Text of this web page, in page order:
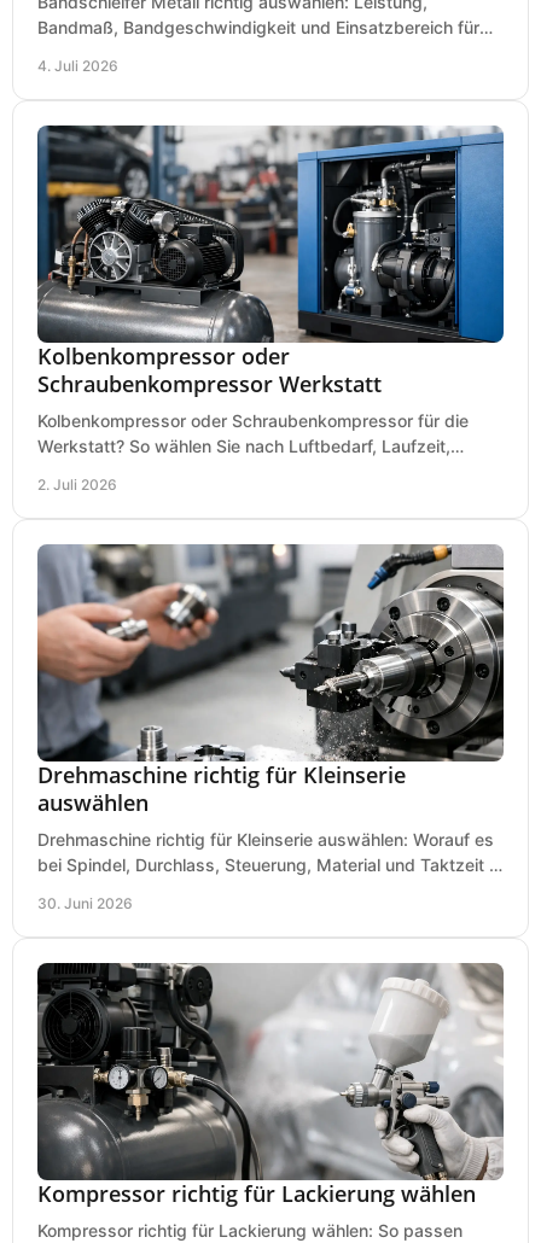
Bandmaß, Bandgeschwindigkeit und Einsatzbereich für
4. Juli 2026
Kolbenkompressor oder
Schraubenkompressor Werkstatt
Kolbenkompressor oder Schraubenkompressor für die
Werkstatt? So wählen Sie nach Luftbedarf, Laufzeit,
2. Juli 2026
Drehmaschine richtig für Kleinserie
auswählen
Drehmaschine richtig für Kleinserie auswählen: Worauf es
bei Spindel, Durchlass, Steuerung, Material und Taktzeit in
30. Juni 2026
Kompressor richtig für Lackierung wählen
Kompressor richtig für Lackierung wählen: So passen